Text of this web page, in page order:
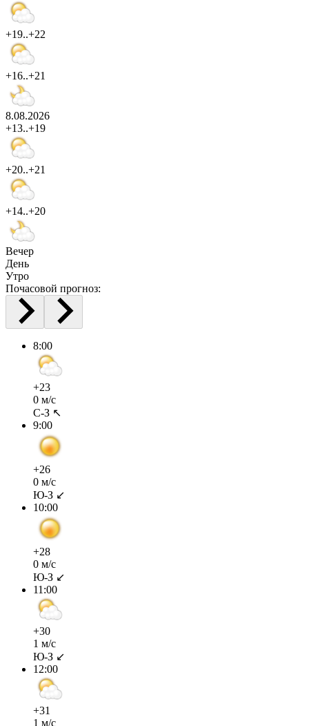
+19..+22
+16..+21
8.08.2026
+13..+19
+20..+21
+14..+20
Вечер
День
Утро
Почасовой прогноз:
8:00
+23
0 м/с
С-З ↖
9:00
+26
0 м/с
Ю-З ↙
10:00
+28
0 м/с
Ю-З ↙
11:00
+30
1 м/с
Ю-З ↙
12:00
+31
1 м/с